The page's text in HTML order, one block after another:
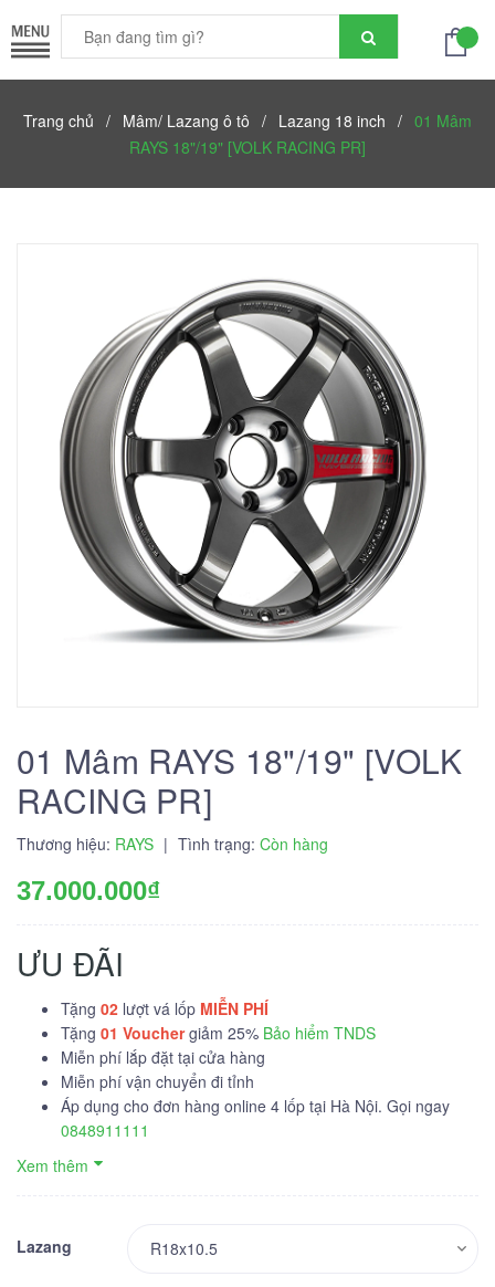
Trang chủ / Mâm/ Lazang ô tô / Lazang 18 inch / 01 Mâm
RAYS 18"/19" [VOLK RACING PR]
01 Mâm RAYS 18"/19" [VOLK
RACING PR]
Thương hiệu: RAYS | Tình trạng: Còn hàng
37.000.000₫
ƯU ĐÃI
Tặng 02 lượt vá lốp MIỄN PHÍ
Tặng 01 Vouchergiảm 25% Bảo hiểm TNDS
Miễn phí lắp đặt tại cửa hàng
Miễn phí vận chuyển đi tỉnh
Áp dụng cho đơn hàng online 4 lốp tại Hà Nội. Gọi ngay
0848911111
Xem thêm
Lazang